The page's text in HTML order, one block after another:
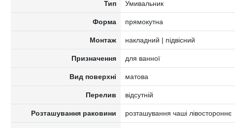
Тип Умивальник
Форма прямокутна
Монтаж накладний | підвісний
Призначення для ванної
Вид поверхні матова
Перелив відсутній
Розташування раковини розташування чаші лівостороннє